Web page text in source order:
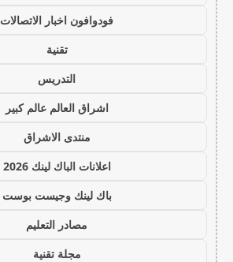
فودوافون اخبار الاتصالات
تقنية
التدريس
اشراق العالم عالم كبير
منتدى الاشراق
اعلانات الباك لينك 2026
باك لينك وجيست بوست
مصادر التعليم
مجلة تقنية